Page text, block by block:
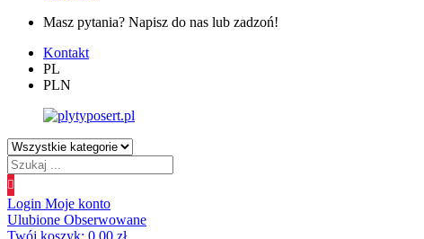
Masz pytania? Napisz do nas lub zadzoń!
Kontakt
PL
PLN
Wyszukiwanie
produktów
Login Moje konto
Ulubione Obserwowane
Twój koszyk: 0.00 zł